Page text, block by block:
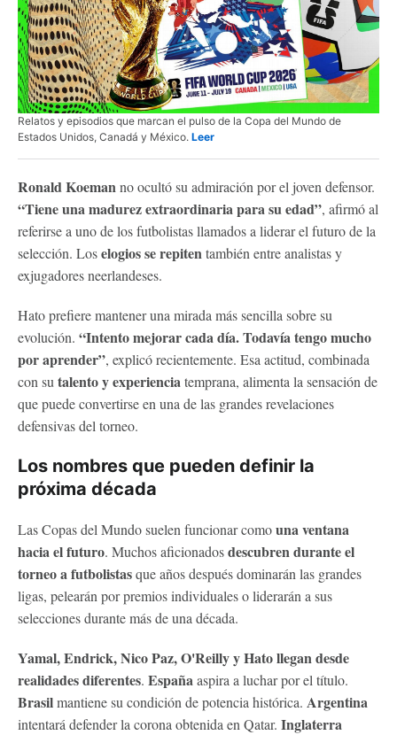
Relatos y episodios que marcan el pulso de la Copa del Mundo de
Estados Unidos, Canadá y México. Leer
Ronald Koeman no ocultó su admiración por el joven defensor.
“Tiene una madurez extraordinaria para su edad”, afirmó al
referirse a uno de los futbolistas llamados a liderar el futuro de la
selección. Loselogios se repiten también entre analistas y
exjugadores neerlandeses.
Hato prefiere mantener una mirada más sencilla sobre su
evolución. “Intento mejorar cada día. Todavía tengo mucho
por aprender”, explicó recientemente. Esa actitud, combinada
con su talento y experiencia temprana, alimenta la sensación de
que puede convertirse en una de las grandes revelaciones
defensivas del torneo.
Los nombres que pueden definir la
próxima década
Las Copas del Mundo suelen funcionar comouna ventana
hacia el futuro. Muchos aficionadosdescubren durante el
torneo a futbolistasque años después dominarán las grandes
ligas, pelearán por premios individuales o liderarán a sus
selecciones durante más de una década.
Yamal, Endrick, Nico Paz, O'Reilly y Hato llegan desde
realidades diferentes. España aspira a luchar por el título.
Brasilmantiene su condición de potencia histórica. Argentina
intentará defender la corona obtenida en Qatar. Inglaterra